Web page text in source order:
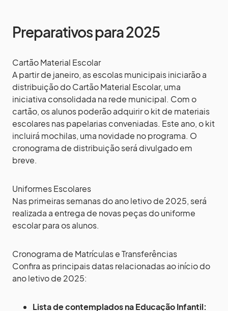
Preparativos para 2025
Cartão Material Escolar
A partir de janeiro, as escolas municipais iniciarão a
distribuição do Cartão Material Escolar, uma
iniciativa consolidada na rede municipal. Com o
cartão, os alunos poderão adquirir o kit de materiais
escolares nas papelarias conveniadas. Este ano, o kit
incluirá mochilas, uma novidade no programa. O
cronograma de distribuição será divulgado em
breve.
Uniformes Escolares
Nas primeiras semanas do ano letivo de 2025, será
realizada a entrega de novas peças do uniforme
escolar para os alunos.
Cronograma de Matrículas e Transferências
Confira as principais datas relacionadas ao início do
ano letivo de 2025:
Lista de contemplados na Educação Infantil: